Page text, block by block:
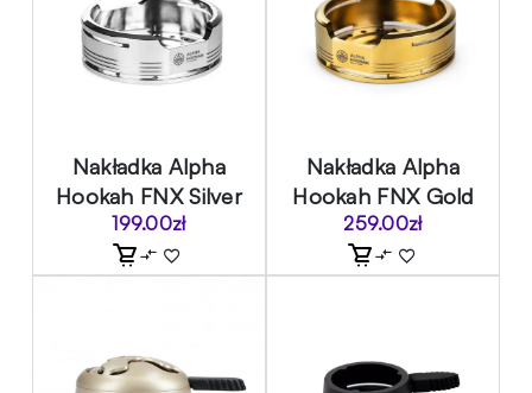
Nakładka Alpha
Hookah FNX Silver
199.00zł
Nakładka Alpha
Hookah FNX Gold
259.00zł